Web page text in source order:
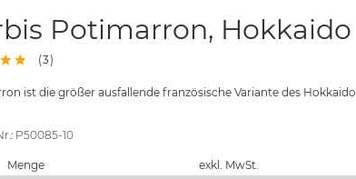
Potimarron, Hokkaido
(3)
ist die größer ausfallende französische Variante des Hokkaido
P50085-10
Menge exkl. MwSt.